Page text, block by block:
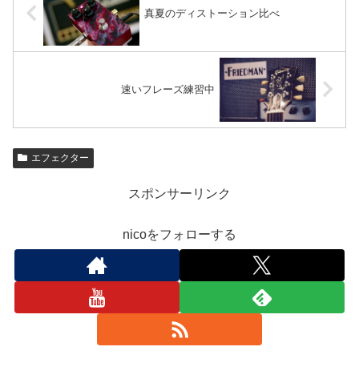
真夏のディストーション比べ
速いフレーズ練習中
エフェクター
スポンサーリンク
nicoをフォローする